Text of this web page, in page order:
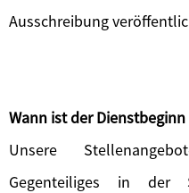
Ausschreibung
Wann ist der
Unsere
Gegenteiliges in der